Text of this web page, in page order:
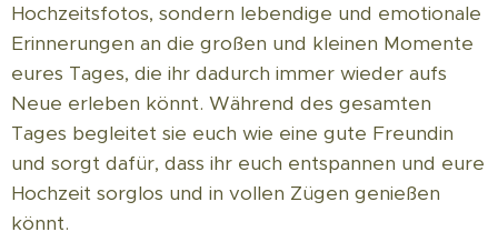
Hochzeitsfotos, sondern lebendige und emotionale
Erinnerungen an die großen und kleinen Momente
eures Tages, die ihr dadurch immer wieder aufs
Neue erleben könnt. Während des gesamten
Tages begleitet sie euch wie eine gute Freundin
und sorgt dafür, dass ihr euch entspannen und eure
Hochzeit sorglos und in vollen Zügen genießen
könnt.